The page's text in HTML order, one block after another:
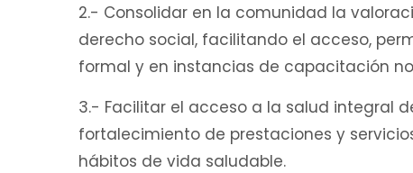
2.- Consolidar en la comunidad la
derecho social, facilitando el acceso,
formal y en instancias de capacitación
3.- Facilitar el acceso a la salud integral
fortalecimiento de prestaciones y
hábitos de vida saludable.